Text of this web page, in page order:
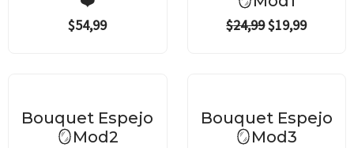
$54,99 $24,99$19,99
Bouquet Espejo
🪞Mod2
was:
$49,99.
is:
$39,99.
Bouquet Espejo
🪞Mod3